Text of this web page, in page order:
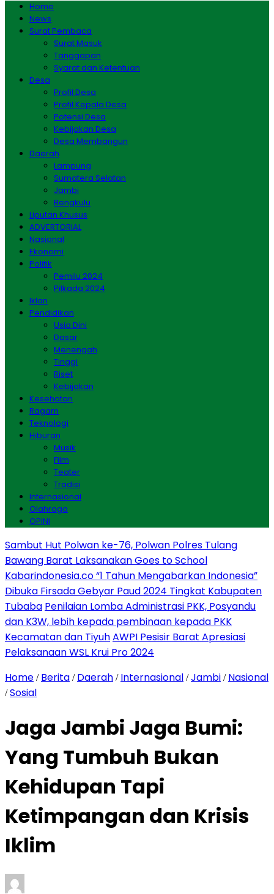
Home
News
Surat Pembaca
Surat Masuk
Tanggapan
Syarat dan Ketentuan
Desa
Profil Desa
Profil Kepala Desa
Potensi Desa
Kebijakan Desa
Desa Membangun
Daerah
Lampung
Sumatera Selatan
Jambi
Bengkulu
Liputan Khusus
ADVERTORIAL
Nasional
Ekonomi
Politik
Pemilu 2024
Pilkada 2024
Iklan
Pendidikan
Usia Dini
Dasar
Menengah
Tinggi
Riset
Kebijakan
Kesehatan
Ragam
Teknologi
Hiburan
Musik
Film
Teater
Tradisi
Internasional
Olahraga
OPINI
Sambut Hut Polwan ke-76, Polwan Polres Tulang
Bawang Barat Laksanakan Goes to School
Kabarindonesia.co “1 Tahun Mengabarkan Indonesia”
Dibuka Firsada Gebyar Paud 2024 Tingkat Kabupaten
Tubaba Penilaian Lomba Administrasi PKK, Posyandu
dan K3W, lebih kepada pembinaan kepada PKK
Kecamatan dan TiyuhAWPI Pesisir Barat Apresiasi
Pelaksanaan WSL Krui Pro 2024
Home / Berita / Daerah / Internasional /Jambi / Nasional
/Sosial
Jaga Jambi Jaga Bumi:
Yang Tumbuh Bukan
Kehidupan Tapi
Ketimpangan dan Krisis
Iklim